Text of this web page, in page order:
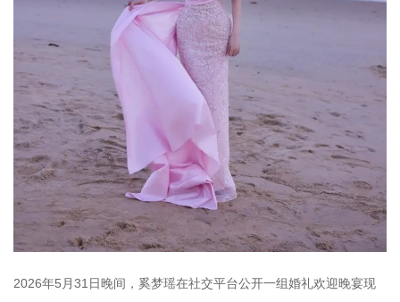
2026年5月31日晚间，奚梦瑶在社交平台公开一组婚礼欢迎晚宴现